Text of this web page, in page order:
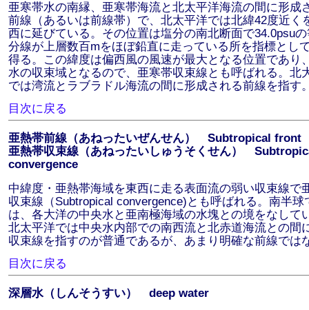
亜寒帯水の南縁、亜寒帯海流と北太平洋海流の間に形成
前線（あるいは前線帯）で、北太平洋では北緯42度近く
西に延びている。その位置は塩分の南北断面で34.0psu
分線が上層数百mをほぼ鉛直に走っている所を指標とし
得る。この緯度は偏西風の風速が最大となる位置であり
水の収束域となるので、亜寒帯収束線とも呼ばれる。北
では湾流とラブラドル海流の間に形成される前線を指す
目次に戻る
亜熱帯前線（あねったいぜんせん） Subtropical front
亜熱帯収束線（あねったいしゅうそくせん）
convergence
中緯度・亜熱帯海域を東西に走る表面流の弱い収束線で
収束線（Subtropical convergence)とも呼ばれる。南半球
は、各大洋の中央水と亜南極海域の水塊との境をなして
北太平洋では中央水内部での南西流と北赤道海流との間
収束線を指すのが普通であるが、あまり明確な前線では
目次に戻る
深層水（しんそうすい） deep water